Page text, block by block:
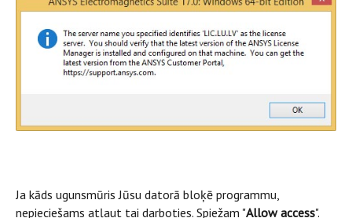
Ja kāds ugunsmūris Jūsu datorā bloķē programmu,
nepieciešams atļaut tai darboties. Spiežam "Allow access".